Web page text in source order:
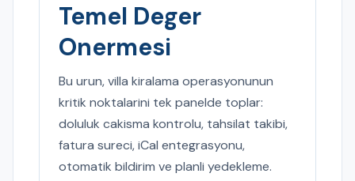
Temel Deger
Onermesi
Bu urun, villa kiralama operasyonunun
kritik noktalarini tek panelde toplar:
doluluk cakisma kontrolu, tahsilat takibi,
fatura sureci, iCal entegrasyonu,
otomatik bildirim ve planli yedekleme.